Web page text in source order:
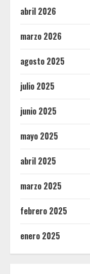
abril 2026
marzo 2026
agosto 2025
julio 2025
junio 2025
mayo 2025
abril 2025
marzo 2025
febrero 2025
enero 2025